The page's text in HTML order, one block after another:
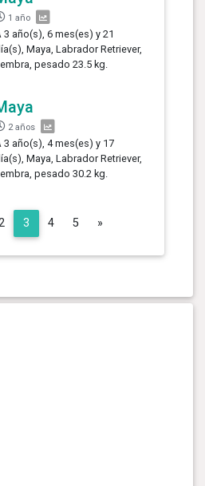
1 año
3 año(s), 6 mes(es) y 21
Maya, Labrador Retriever,
pesado 23.5 kg.
2 años
3 año(s), 4 mes(es) y 17
Maya, Labrador Retriever,
pesado 30.2 kg.
3 4 5 »